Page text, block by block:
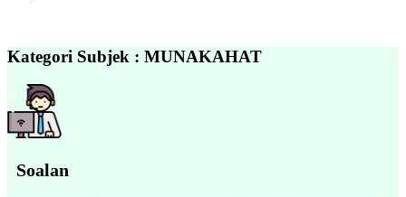
Kategori Subjek : MUNAKAHAT
Soalan